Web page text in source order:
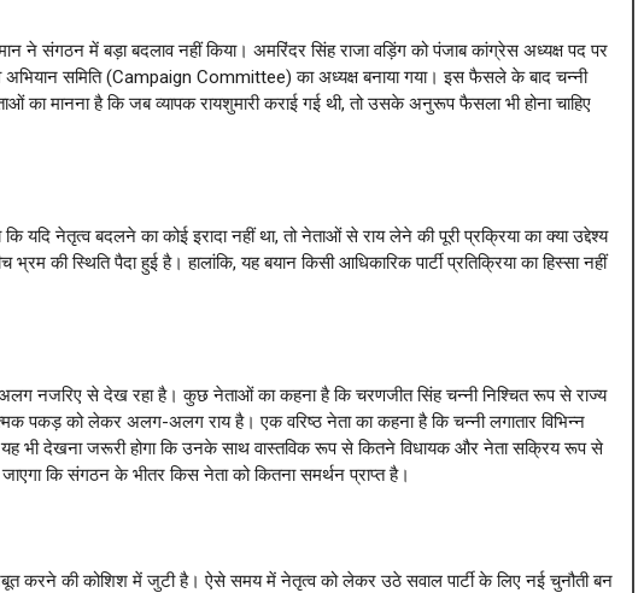
ने संगठन में बड़ा बदलाव नहीं किया। अमरिंदर सिंह राजा वड़िंग को पंजाब कांग्रेस अध्यक्ष पद पर
अभियान समिति (Campaign Committee) का अध्यक्ष बनाया गया। इस फैसले के बाद चन्नी
का मानना है कि जब व्यापक रायशुमारी कराई गई थी, तो उसके अनुरूप फैसला भी होना चाहिए
यदि नेतृत्व बदलने का कोई इरादा नहीं था, तो नेताओं से राय लेने की पूरी प्रक्रिया का क्या उद्देश्य
की स्थिति पैदा हुई है। हालांकि, यह बयान किसी आधिकारिक पार्टी प्रतिक्रिया का हिस्सा नहीं
नजरिए से देख रहा है। कुछ नेताओं का कहना है कि चरणजीत सिंह चन्नी निश्चित रूप से राज्य
पकड़ को लेकर अलग-अलग राय है। एक वरिष्ठ नेता का कहना है कि चन्नी लगातार विभिन्न
यह भी देखना जरूरी होगा कि उनके साथ वास्तविक रूप से कितने विधायक और नेता सक्रिय रूप से
कि संगठन के भीतर किस नेता को कितना समर्थन प्राप्त है।
करने की कोशिश में जुटी है। ऐसे समय में नेतृत्व को लेकर उठे सवाल पार्टी के लिए नई चुनौती बन